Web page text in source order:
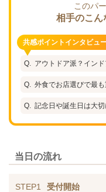
このパ
相手のこん
共感ポイントインタビュ
アウトドア派？インド
外食でお店選びで最も
記念日や誕生日は大切
当日の流れ
STEP1 受付開始